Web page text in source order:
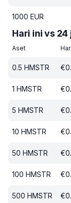
1000 EUR
Hari ini vs
Aset
0.5 HMSTR €
1 HMSTR €
5 HMSTR €
10 HMSTR €
50 HMSTR €
100 HMSTR €
500 HMSTR €